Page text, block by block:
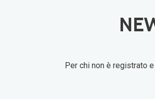
Per chi non è registrato